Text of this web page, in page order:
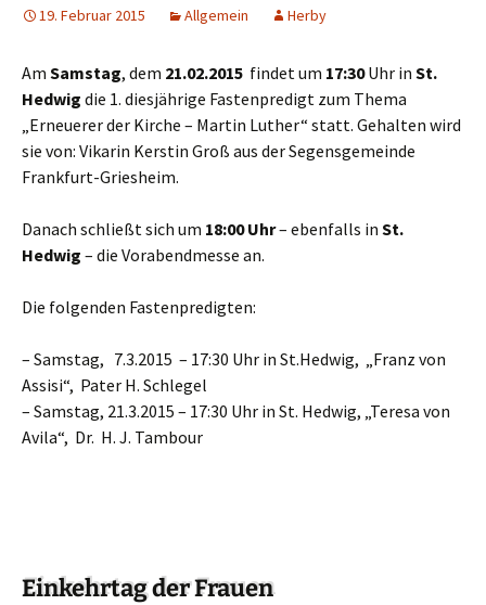
19. Februar 2015 Allgemein Herby
Am Samstag, dem 21.02.2015 findet um 17:30Uhr in St.
Hedwig die 1. diesjährige Fastenpredigt zum Thema
„Erneuerer der Kirche – Martin Luther“ statt. Gehalten wird
sie von: Vikarin Kerstin Groß aus der Segensgemeinde
Frankfurt-Griesheim.
Danach schließt sich um 18:00 Uhr– ebenfalls in St.
Hedwig – die Vorabendmesse an.
Die folgenden Fastenpredigten:
– Samstag, 7.3.2015 – 17:30 Uhr in St.Hedwig, „Franz von
Assisi“, Pater H. Schlegel
– Samstag, 21.3.2015 – 17:30 Uhr in St. Hedwig, „Teresa von
Avila“, Dr. H. J. Tambour
Einkehrtag der Frauen